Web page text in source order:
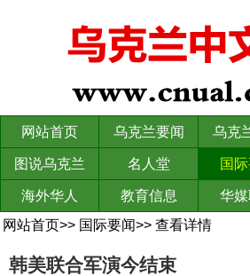
网站首页 乌克兰要闻 乌克
图说乌克兰 名人堂 国
海外华人 教育信息 华
网站首页>> 国际要闻>> 查看详情
韩美联合军演今结束